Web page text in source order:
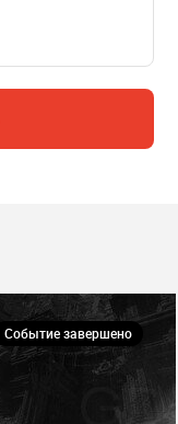
Событие завершено